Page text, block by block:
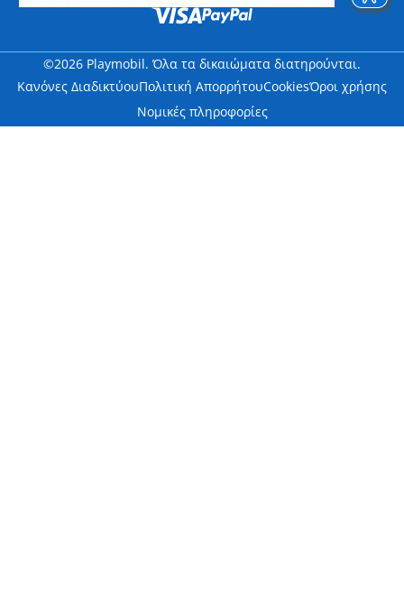
©2026 Playmobil. Όλα τα δικαιώματα διατηρούνται.
Κανόνες ΔιαδικτύουΠολιτική ΑπορρήτουCookiesΌροι χρήσης
Νομικές πληροφορίες